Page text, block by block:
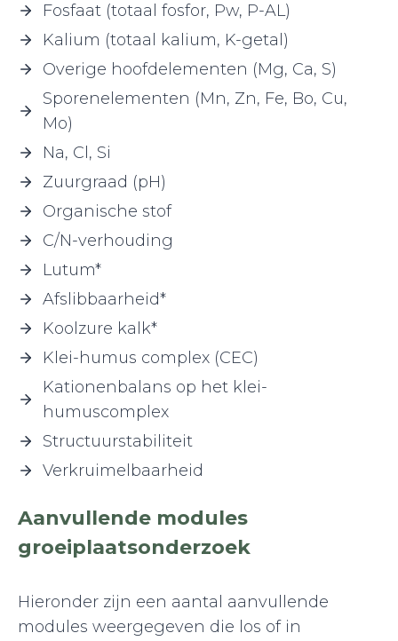
Fosfaat (totaal fosfor, Pw, P-AL)
Kalium (totaal kalium, K-getal)
Overige hoofdelementen (Mg, Ca, S)
Sporenelementen (Mn, Zn, Fe, Bo, Cu,
Mo)
Na, Cl, Si
Zuurgraad (pH)
Organische stof
C/N-verhouding
Lutum*
Afslibbaarheid*
Koolzure kalk*
Klei-humus complex (CEC)
Kationenbalans op het klei-
humuscomplex
Structuurstabiliteit
Verkruimelbaarheid
Aanvullende modules
groeiplaatsonderzoek
Hieronder zijn een aantal aanvullende
modules weergegeven die los of in